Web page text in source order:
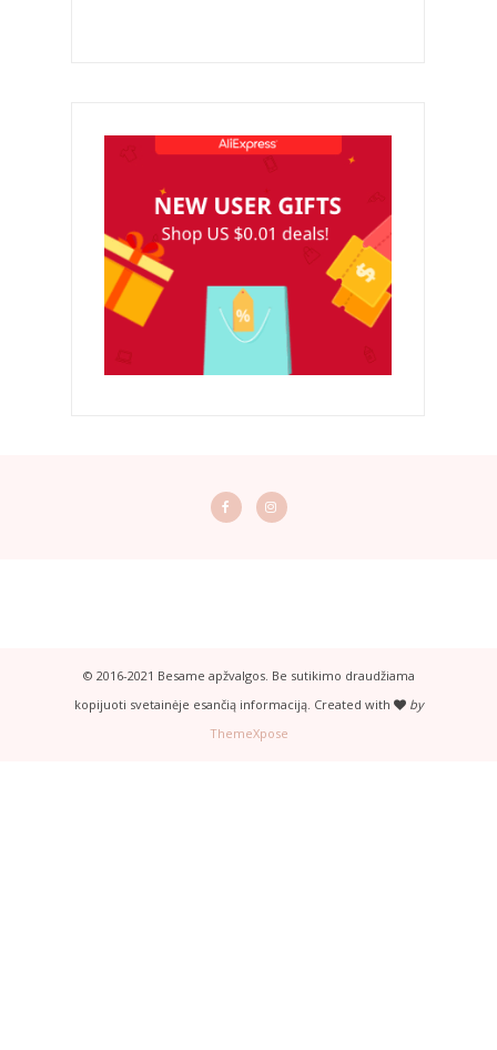
© 2016-2021 Besame apžvalgos. Be sutikimo draudžiama
kopijuoti svetainėje esančią informaciją. Created with
by
ThemeXpose